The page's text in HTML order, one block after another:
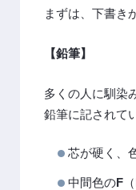
まずは、下書き
【鉛筆】
多くの人に馴染
鉛筆に記されて
芯が硬く、
中間色のF